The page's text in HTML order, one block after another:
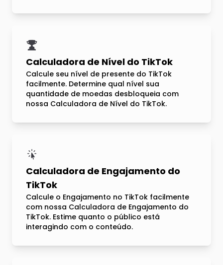
Calculadora de Nível do TikTok
Calcule seu nível de presente do TikTok
facilmente. Determine qual nível sua
quantidade de moedas desbloqueia com
nossa Calculadora de Nível do TikTok.
Calculadora de Engajamento do
TikTok
Calcule o Engajamento no TikTok facilmente
com nossa Calculadora de Engajamento do
TikTok. Estime quanto o público está
interagindo com o conteúdo.